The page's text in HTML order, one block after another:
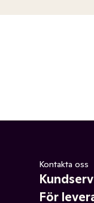
Kontakta oss
För